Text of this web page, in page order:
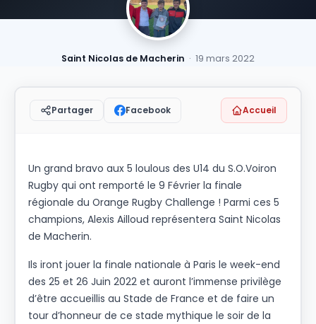
Saint Nicolas de Macherin · 19 mars 2022
Partager Facebook Accueil
Un grand bravo aux 5 loulous des U14 du S.O.Voiron
Rugby qui ont remporté le 9 Février la finale
régionale du Orange Rugby Challenge ! Parmi ces 5
champions, Alexis Ailloud représentera Saint Nicolas
de Macherin.
Ils iront jouer la finale nationale à Paris le week-end
des 25 et 26 Juin 2022 et auront l’immense privilège
d’être accueillis au Stade de France et de faire un
tour d’honneur de ce stade mythique le soir de la